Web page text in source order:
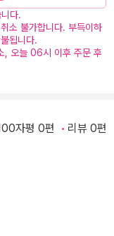
다.
소 불가합니다. 부득이하
됩니다.
, 오늘 06시 이후 주문 후
자평 0편 리뷰 0편